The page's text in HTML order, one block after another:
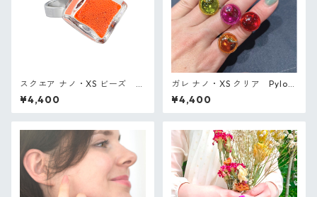
スクエア ナノ・XS ビーズ P
ylones フランス ガラスのリン
グ
¥4,400
ガレ ナノ・XS クリア Pylon
es フランス ガラスのリング
¥4,400